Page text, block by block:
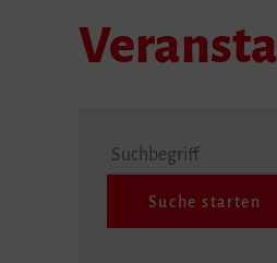
Suchbegriff